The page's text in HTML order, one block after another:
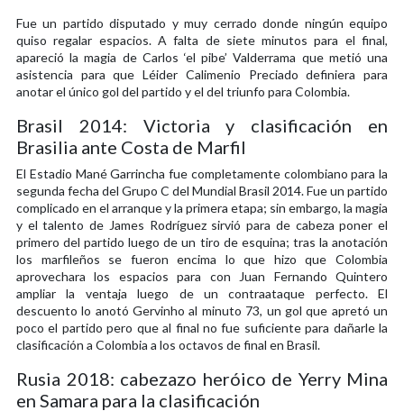
Fue un partido disputado y muy cerrado donde ningún equipo
quiso regalar espacios. A falta de siete minutos para el final,
apareció la magia de Carlos ‘el pibe’ Valderrama que metió una
asistencia para que Léider Calimenio Preciado definiera para
anotar el único gol del partido y el del triunfo para Colombia.
Brasil 2014: Victoria y clasificación en
Brasilia ante Costa de Marfil
El Estadio Mané Garrincha fue completamente colombiano para la
segunda fecha del Grupo C del Mundial Brasil 2014. Fue un partido
complicado en el arranque y la primera etapa; sin embargo, la magia
y el talento de James Rodríguez sirvió para de cabeza poner el
primero del partido luego de un tiro de esquina; tras la anotación
los marfileños se fueron encima lo que hizo que Colombia
aprovechara los espacios para con Juan Fernando Quintero
ampliar la ventaja luego de un contraataque perfecto. El
descuento lo anotó Gervinho al minuto 73, un gol que apretó un
poco el partido pero que al final no fue suficiente para dañarle la
clasificación a Colombia a los octavos de final en Brasil.
Rusia 2018: cabezazo heróico de Yerry Mina
en Samara para la clasificación